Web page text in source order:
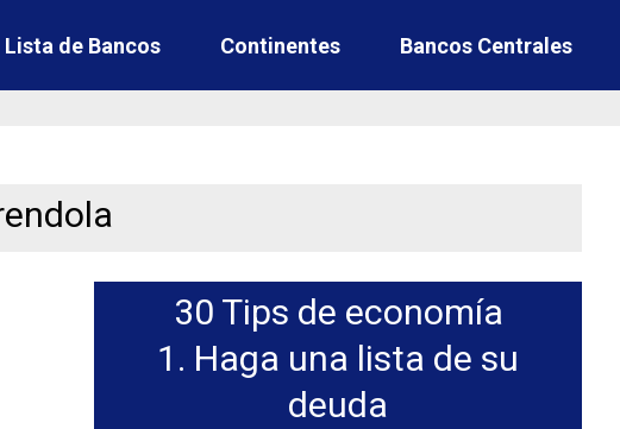
Lista de Bancos Continentes Bancos Centrales
30 Tips de economía
1. Haga una lista de su
deuda